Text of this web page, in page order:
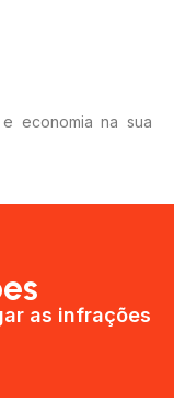
economia na sua
as infrações